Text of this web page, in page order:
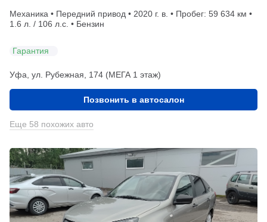
Механика • Передний привод • 2020 г. в. • Пробег: 59 634 км •
1.6 л. / 106 л.с. • Бензин
Гарантия
Уфа, ул. Рубежная, 174 (МЕГА 1 этаж)
Позвонить в автосалон
Еще 58 похожих авто